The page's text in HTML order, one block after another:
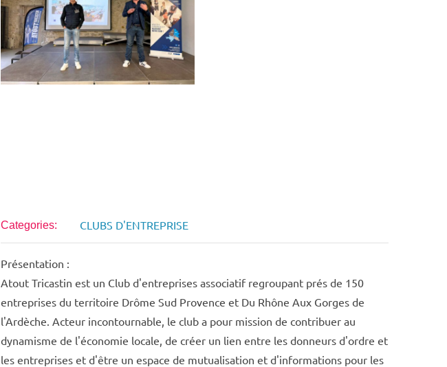
Categories: CLUBS D'ENTREPRISE
Présentation :
Atout Tricastin est un Club d'entreprises associatif regroupant prés de 150
entreprises du territoire Drôme Sud Provence et Du Rhône Aux Gorges de
l'Ardèche. Acteur incontournable, le club a pour mission de contribuer au
dynamisme de l'économie locale, de créer un lien entre les donneurs d'ordre et
les entreprises et d'être un espace de mutualisation et d'informations pour les